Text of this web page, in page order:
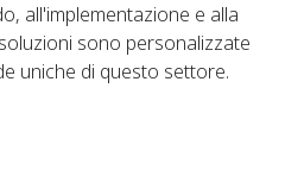
all'implementazione e alla
sono personalizzate
uniche di questo settore.